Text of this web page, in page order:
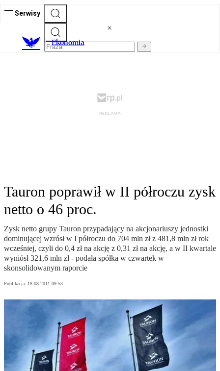
Serwisy
Ekonomia
Tauron poprawił w II półroczu zysk
netto o 46 proc.
Zysk netto grupy Tauron przypadający na akcjonariuszy jednostki
dominującej wzrósł w I półroczu do 704 mln zł z 481,8 mln zł rok
wcześniej, czyli do 0,4 zł na akcję z 0,31 zł na akcję, a w II kwartale
wyniósł 321,6 mln zł - podała spółka w czwartek w
skonsolidowanym raporcie
Publikacja: 18.08.2011 09:53